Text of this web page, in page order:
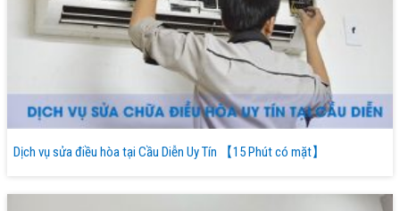
Dịch vụ sửa điều hòa tại Cầu Diễn Uy Tín 【15 Phút có mặt】